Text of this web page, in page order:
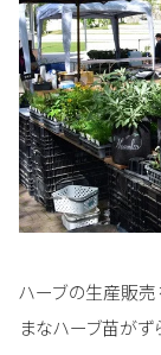
ハーブの生産販売
まなハーブ苗がず